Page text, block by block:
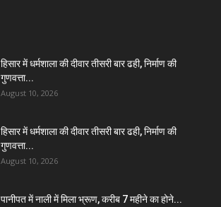
हिसार में धर्मशाला की दीवार तीसरी बार ढही, निर्माण की
गुणवत्ता...
August 10, 2026
हिसार में धर्मशाला की दीवार तीसरी बार ढही, निर्माण की
गुणवत्ता...
August 10, 2026
पानीपत में नाली में मिला भ्रूण, करीब 7 महीने का होने...